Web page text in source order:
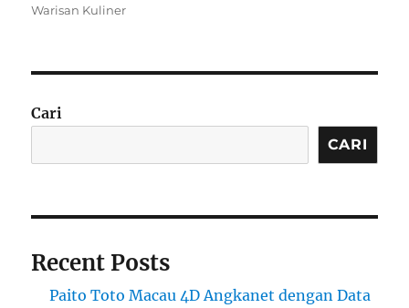
on
Warisan Kuliner
Cari
CARI
Recent Posts
Paito Toto Macau 4D Angkanet dengan Data